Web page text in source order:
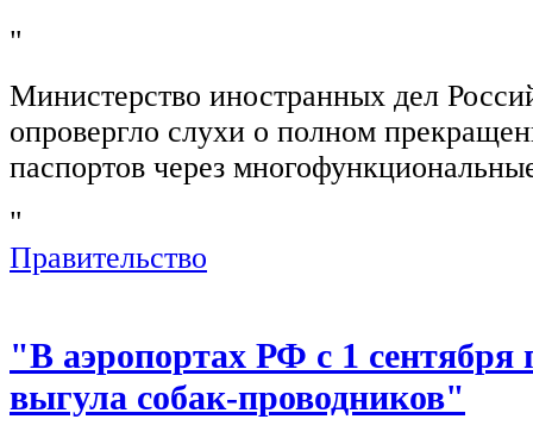
"
Министерство иностранных дел
опровергло слухи о полном
паспортов через
"
Правительство
"В аэропортах РФ с 1 сентября
выгула собак-проводников"